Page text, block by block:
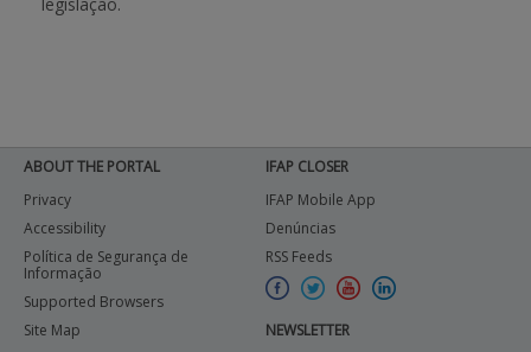
ABOUT THE PORTAL
Privacy
Accessibility
Política de Segurança de
Informação
Supported Browsers
Site Map
IFAP CLOSER
IFAP Mobile App
Denúncias
RSS Feeds
NEWSLETTER